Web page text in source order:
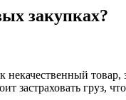
закупках?
некачественный
застраховать груз,